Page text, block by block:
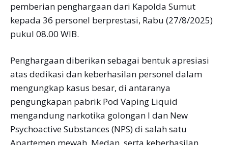
pemberian penghargaan dari Kapolda Sumut
kepada 36 personel berprestasi, Rabu (27/8/2025)
pukul 08.00 WIB.
Penghargaan diberikan sebagai bentuk apresiasi
atas dedikasi dan keberhasilan personel dalam
mengungkap kasus besar, di antaranya
pengungkapan pabrik Pod Vaping Liquid
mengandung narkotika golongan I dan New
Psychoactive Substances (NPS) di salah satu